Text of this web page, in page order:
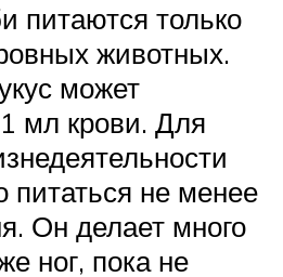
питаются только
животных.
может
мл крови. Для
питаться не менее
Он делает много
ног, пока не